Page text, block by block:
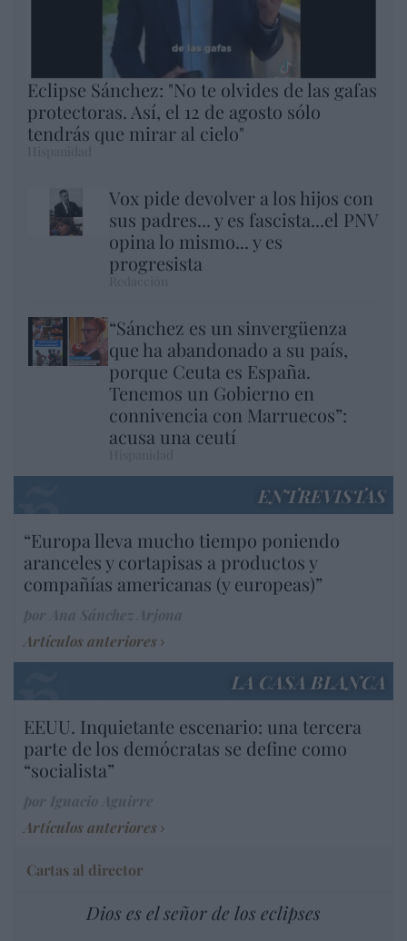
Eclipse Sánchez: "No te olvides de las gafas
protectoras. Así, el 12 de agosto sólo
tendrás que mirar al cielo"
Vox pide devolver a los hijos con
sus padres... y es fascista...el PNV
opina lo mismo... y es
progresista
“Sánchez es un sinvergüenza
que ha abandonado a su país,
porque Ceuta es España.
Tenemos un Gobierno en
connivencia con Marruecos”:
acusa una ceutí
ENTREVISTAS
“Europa lleva mucho tiempo poniendo
aranceles y cortapisas a productos y
compañías americanas (y europeas)”
Artículos anteriores
LA CASA BLANCA
EEUU. Inquietante escenario: una tercera
parte de los demócratas se define como
“socialista”
Artículos anteriores
Cartas al director
Dios es el señor de los eclipses